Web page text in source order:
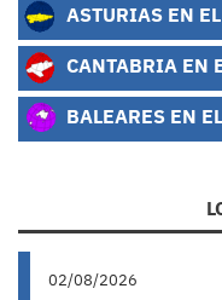
ASTURIAS EN
CANTABRIA EN
BALEARES EN
02/08/2026